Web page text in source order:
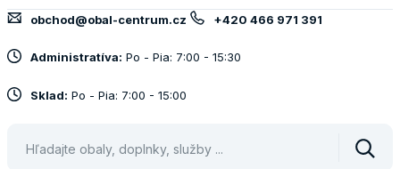
obchod@obal-centrum.cz +420 466 971 391
Administratíva: Po - Pia: 7:00 - 15:30
Sklad: Po - Pia: 7:00 - 15:00